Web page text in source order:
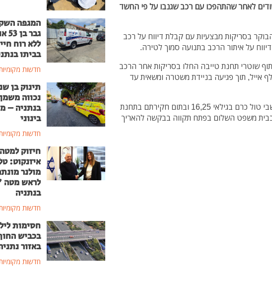
לאחר שהתהפכו עם רכב שגנבו על פי החשד
בסריקות מבצעיות עם קבלת דיווח על רכב
על איתור הרכב בתנועה סמוך לטירה.
שוטרי תחנת טייבה החלו בסריקות אחר הרכב
אייל, תוך פגיעה בניידת משטרה ומשאית עד
השוטרים עצרו את שני החשודים - תושבי טול כרם בגילאי 16,25 ובתום חקירתם בתחנת
בבית משפט השלום בפתח תקווה בבקשה להאריך
המגפה
גבר
ללא רוח
בביתו
חדשות
תינוק בן
נכווה
בנתניה –
בינוני
חדשות
חיזוק למטה
איזנקוט:
מולנר
לראש
בנתניה
חדשות
חסימות
בכביש
באזור
חדשות